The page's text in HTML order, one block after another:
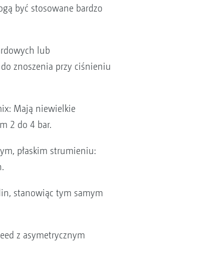
być stosowane bardzo
lub
znoszenia przy ciśnieniu
Mają niewielkie
2 do 4 bar.
płaskim strumieniu:
stanowiąc tym samym
z asymetrycznym